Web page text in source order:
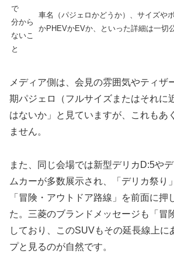
で
分から
ないこ
と
車名（パジェロかどうか）、サイズや
かPHEVかEVか、といった詳細は一切
メディア側は、会見の雰囲気やティザ
期パジェロ（フルサイズまたはそれに
はないか」と見ていますが、これもあ
ません。
また、同じ会場では新型デリカD:5や
ムカーが多数展示され、「デリカ祭り
「冒険・アウトドア路線」を前面に押
た。三菱のブランドメッセージも「冒
しており、このSUVもその延長線上に
プと見るのが自然です。